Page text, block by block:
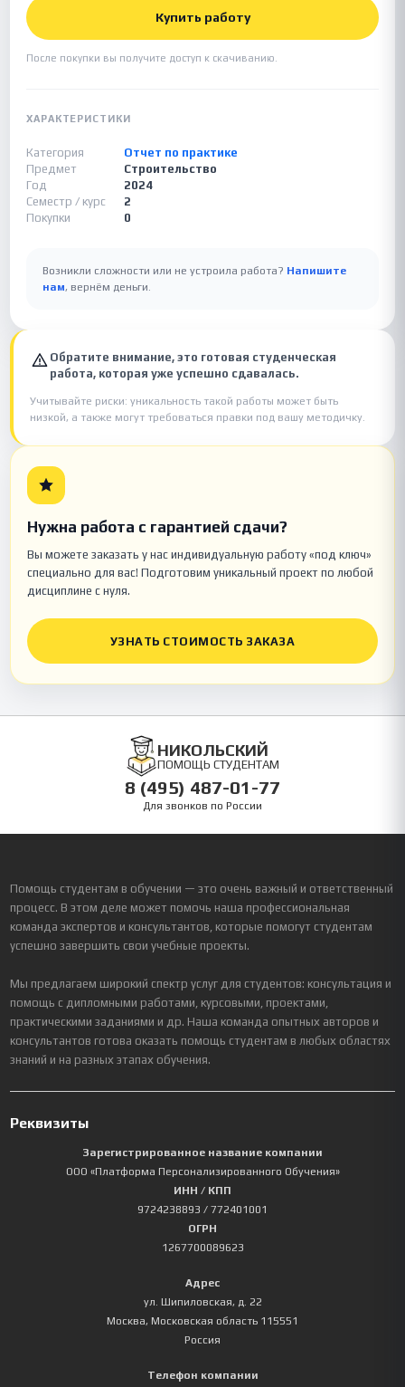
Купить работу
После покупки вы получите доступ к скачиванию.
ХАРАКТЕРИСТИКИ
Категория
Отчет по практике
Предмет
Строительство
Год
2024
Семестр / курс
2
Покупки
0
Возникли сложности или не устроила работа? Напишите
нам, вернём деньги.
Обратите внимание, это готовая студенческая
работа, которая уже успешно сдавалась.
Учитывайте риски: уникальность такой работы может быть
низкой, а также могут требоваться правки под вашу методичку.
Нужна работа с гарантией сдачи?
Вы можете заказать у нас индивидуальную работу «под ключ»
специально для вас! Подготовим уникальный проект по любой
дисциплине с нуля.
УЗНАТЬ СТОИМОСТЬ ЗАКАЗА
НИКОЛЬСКИЙ
ПОМОЩЬ СТУДЕНТАМ
8 (495) 487-01-77
Для звонков по России
Помощь студентам в обучении — это очень важный и ответственный
процесс. В этом деле может помочь наша профессиональная
команда экспертов и консультантов, которые помогут студентам
успешно завершить свои учебные проекты.
Мы предлагаем широкий спектр услуг для студентов: консультация и
помощь с дипломными работами, курсовыми, проектами,
практическими заданиями и др. Наша команда опытных авторов и
консультантов готова оказать помощь студентам в любых областях
знаний и на разных этапах обучения.
Реквизиты
Зарегистрированное название компании
ООО «Платформа Персонализированного Обучения»
ИНН / КПП
9724238893 / 772401001
ОГРН
1267700089623
Адрес
ул. Шипиловская, д. 22
Москва, Московская область 115551
Россия
Телефон компании